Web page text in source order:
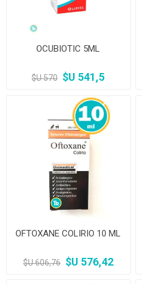
OCUBIOTIC 5ML
$U 570 $U 541,5
OFTOXANE COLIRIO 10 ML
$U 606,76 $U 576,42